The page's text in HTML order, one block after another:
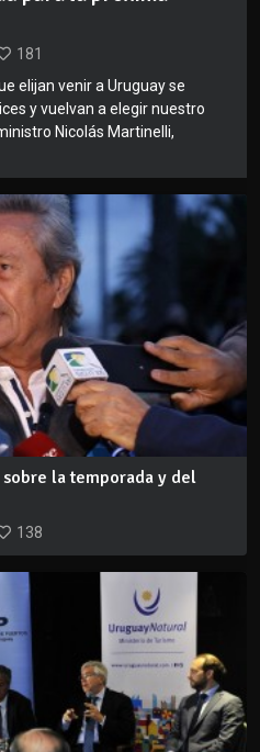
181
elijan venir a Uruguay se
y vuelvan a elegir nuestro
Nicolás Martinelli,
la temporada y del
138